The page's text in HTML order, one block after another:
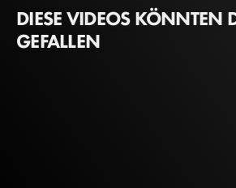
DIESE VIDEOS KÖNNTEN
GEFALLEN